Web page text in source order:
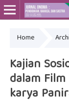
Home
Kajian
dalam
karya